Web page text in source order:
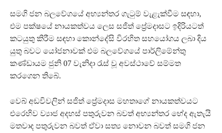
සමගි ජන බලවේගයේ අභ්‍යන්තර ගැටුම් වැළැක්වීම සඳහා,
එම පක්ෂයේ නායකත්වය ලෙස සජිත් ප්‍රේමදාසට ඉදිරියටත්
කටයුතු කිරීම සඳහා කොන්දේසි විරහිත සහයෝගය ලබා දිය
යුතු බවට යෝජනාවක් එම බලවේගයේ පාර්ලිමේන්තු
කණ්ඩායම ජුනි 07 වැනිදා රැස් වූ අවස්ථාවේ සම්මත
කරගෙන තිබේ.
වෙබ් අඩවිවලින් සජිත් ප්‍රේමදාස මහතාගේ නායකත්වයට
එරෙහිව ව්‍යාජ අදහස් පතුරුවන බවත් අභ්‍යන්තර භේද ඇතැයි
මතවාද පතුරුවන බවත් ඒවා සත්‍ය නොවන බවත් සමගි ජන